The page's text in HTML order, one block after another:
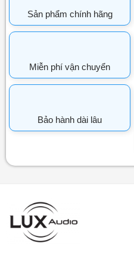
Sản phẩm chính hãng
Miễn phí vận chuyển
Bảo hành dài lâu